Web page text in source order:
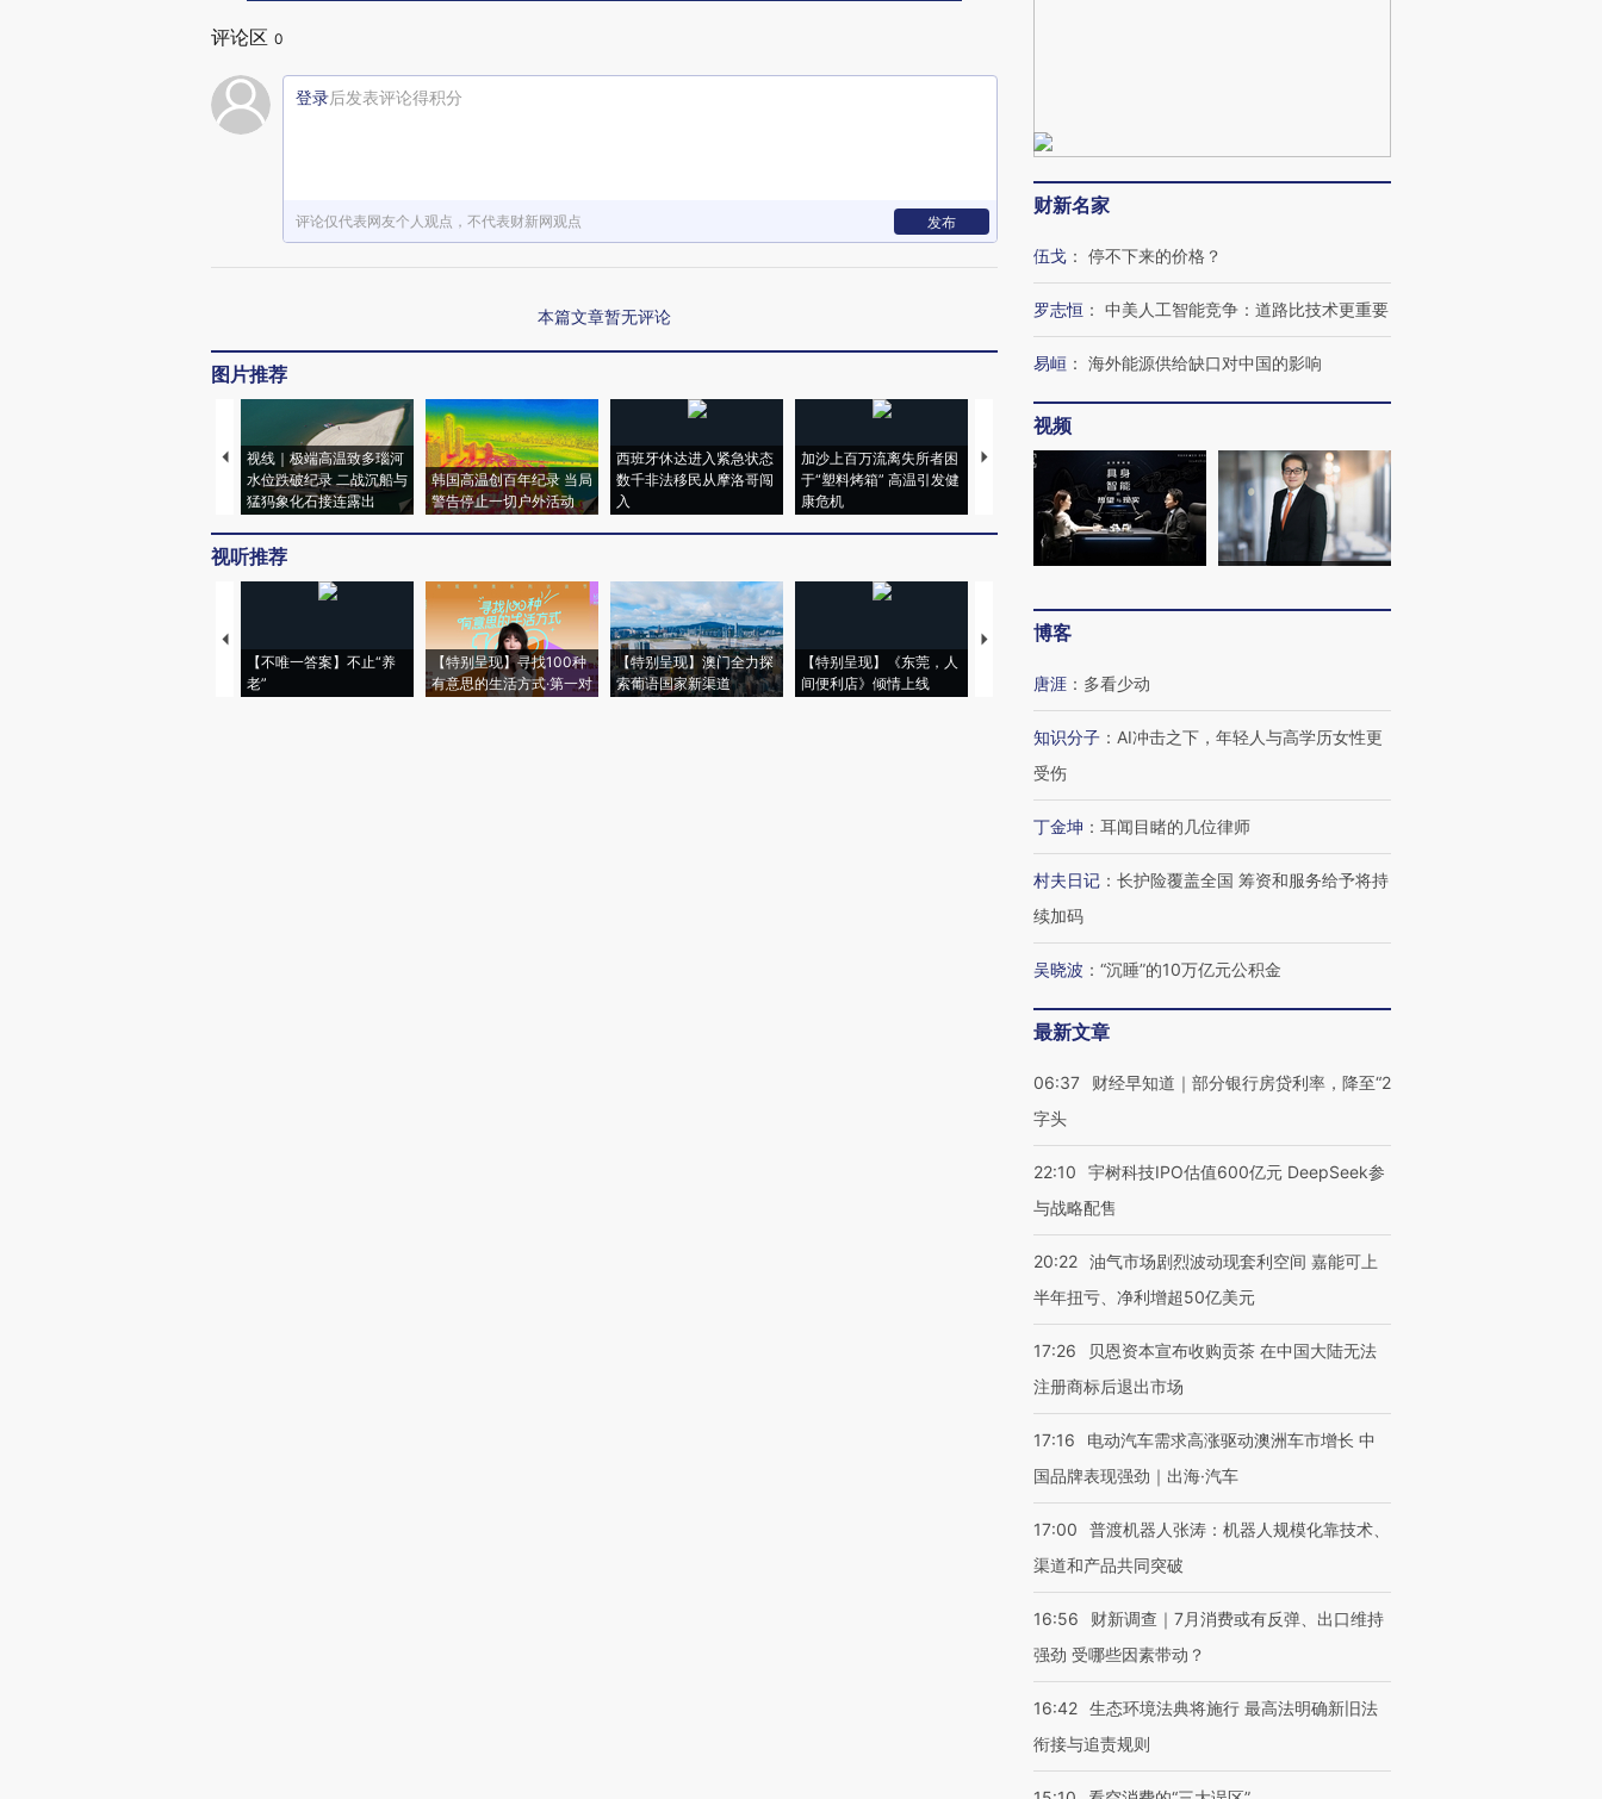
评论区 0
登录后发表评论得积分
评论仅代表网友个人观点，不代表财新网观点 发布
本篇文章暂无评论
图片推荐
视线｜极端高温致多瑙河
水位跌破纪录 二战沉船与
猛犸象化石接连露出
韩国高温创百年纪录 当局
警告停止一切户外活动
西班牙休达进入紧急状态
数千非法移民从摩洛哥闯
入
加沙上百万流离失所者困
于“塑料烤箱” 高温引发健
康危机
视线｜HYROX的吸金
术：是什么让中产们甘
心“花钱找虐”？
马航飞行员跨国走私7万
粒摇头丸 尿检体内含3种
毒品
视线｜被称为“蟑螂”的印
度Z世代 用街头抗争将教
视听推荐
【不唯一答案】不止“养
老”
【特别呈现】寻找100种
有意思的生活方式·第一对
【特别呈现】澳门全力探
索葡语国家新渠道
【特别呈现】《东莞，人
间便利店》倾情上线
【推广】走进第四届链博
财新名家
伍戈 ： 停不下来的价格？
罗志恒 ： 中美人工智能竞争：道路比技术更重要
易峘 ： 海外能源供给缺口对中国的影响
视频
博客
唐涯 ： 多看少动
知识分子 ： AI冲击之下，年轻人与高学历女性更
受伤
丁金坤 ： 耳闻目睹的几位律师
村夫日记 ： 长护险覆盖全国 筹资和服务给予将持
续加码
吴晓波 ： “沉睡”的10万亿元公积金
最新文章
06:37
财经早知道｜部分银行房贷利率，降至“2
字头
22:10
宇树科技IPO估值600亿元 DeepSeek参
与战略配售
20:22 油气市场剧烈波动现套利空间 嘉能可上
半年扭亏、净利增超50亿美元
17:26
贝恩资本宣布收购贡茶 在中国大陆无法
注册商标后退出市场
17:16
电动汽车需求高涨驱动澳洲车市增长 中
国品牌表现强劲｜出海·汽车
17:00
普渡机器人张涛：机器人规模化靠技术、
渠道和产品共同突破
16:56
财新调查｜7月消费或有反弹、出口维持
强劲 受哪些因素带动？
16:42 生态环境法典将施行 最高法明确新旧法
衔接与追责规则